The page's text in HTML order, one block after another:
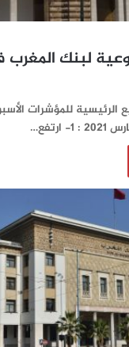
لبنك
الرئيسية للمؤشرات